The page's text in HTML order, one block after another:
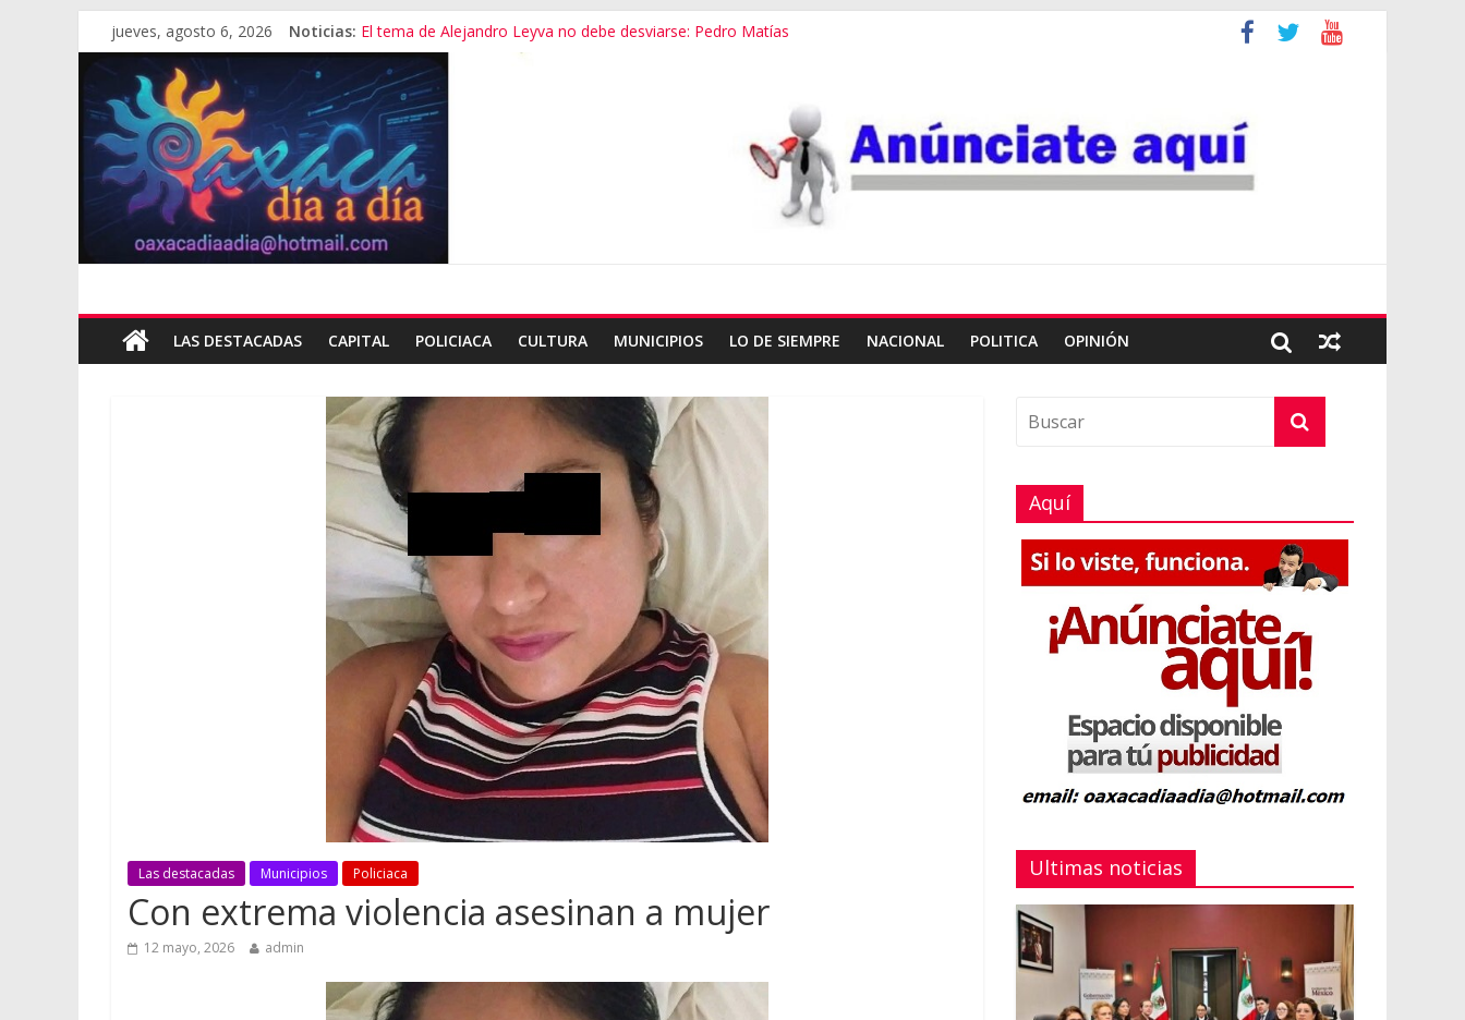
jueves, agosto 6, 2026 Noticias: El tema de Alejandro Leyva no debe desviarse: Pedro Matías
Promete SEGOB investigación a fondo en crimen de Alejandro Leyva
Bajo amenazas, Secretario de Gobierno de Oaxaca despojaría predios
“Amenazamos, no dialogamos”
Banda de fraudes financieros operaba desde un Toks
LAS DESTACADAS CAPITAL POLICIACA CULTURA MUNICIPIOS LO DE SIEMPRE NACIONAL POLITICA OPINIÓN
Las destacadas Municipios Policiaca
Con extrema violencia asesinan a mujer
12 mayo, 2026 admin
Aquí
Ultimas noticias